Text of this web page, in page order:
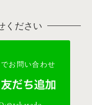
ください
お問い合わせ